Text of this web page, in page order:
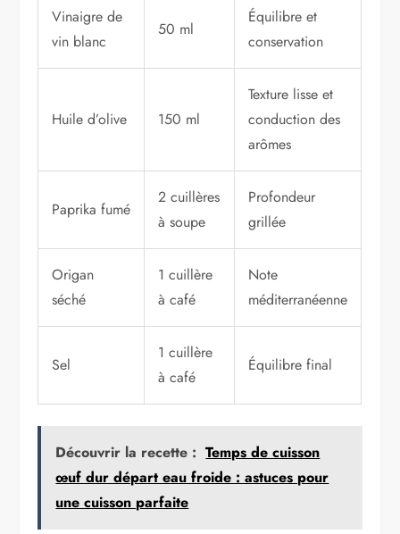
Vinaigre de
vin blanc
50 ml
Équilibre et
conservation
Huile d’olive 150 ml
Texture lisse et
conduction des
arômes
Paprika fumé
2 cuillères
à soupe
Profondeur
grillée
Origan
séché
1 cuillère
à café
Note
méditerranéenne
Sel
1 cuillère
à café
Équilibre final
Découvrir la recette : Temps de cuisson
œuf dur départ eau froide : astuces pour
une cuisson parfaite